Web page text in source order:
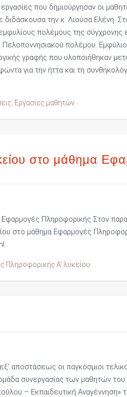
που δημιούργησαν οι
την κ. Λιούσα Ελένη.
πολέμους της
πολέμου.
γραφής που υλοποιήθηκαν
για την ήττα και τη
Εργασίες μαθητών
στο μάθημα
Εφαρμογές Πληροφορικής Στον
στο μάθημα Εφαρμογές
Πληροφορικής Α' λυκείου
αποστάσεως οι παγκόσμιοι
συνεργασίας των μαθητών
– Εκπαιδευτική Αναγέννηση»